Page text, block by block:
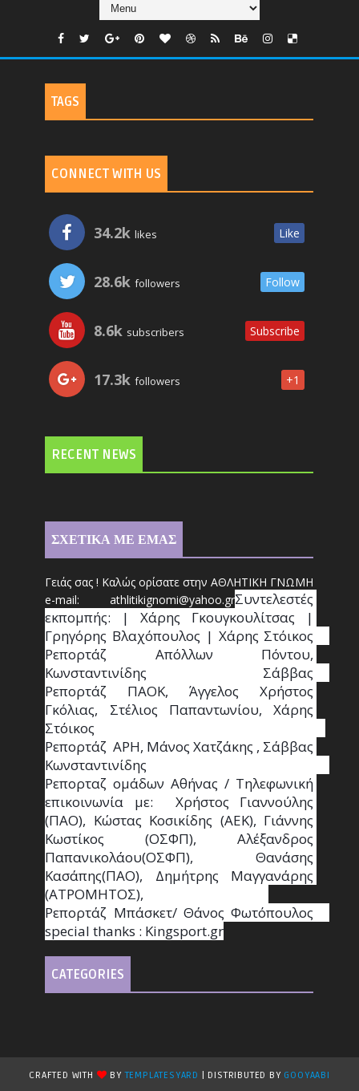
TAGS
CONNECT WITH US
34.2k likes Like
28.6k followers Follow
8.6k subscribers Subscribe
17.3k followers +1
RECENT NEWS
ΣΧΕΤΙΚΑ ΜΕ ΕΜΑΣ
Γειάς σας ! Καλώς ορίσατε στην ΑΘΛΗΤΙΚΗ ΓΝΩΜΗ
e-mail: athlitikignomi@yahoo.grΣυντελεστές
εκπομπής: | Χάρης Γκουγκουλίτσας |
Γρηγόρης Βλαχόπουλος | Χάρης Στόικος
Ρεπορτάζ Απόλλων Πόντου,
Κωνσταντινίδης   Σάββας
Ρεπορτάζ ΠΑΟΚ, Άγγελος Χρήστος
Γκόλιας, Στέλιος Παπαντωνίου, Χάρης
Στόικος
Ρεπορτάζ  ΑΡΗ, Μάνος Χατζάκης , Σάββας
Κωνσταντινίδης
Ρεπορταζ ομάδων Αθήνας / Τηλεφωνική
επικοινωνία με:  Χρήστος Γιαννούλης
(ΠΑΟ), Κώστας Κοσικίδης (ΑΕΚ), Γιάννης
Κωστίκος (ΟΣΦΠ), Αλέξανδρος
Παπανικολάου(ΟΣΦΠ), Θανάσης
Κασάπης(ΠΑΟ), Δημήτρης Μαγγανάρης
(ΑΤΡΟΜΗΤΟΣ),
Ρεπορτάζ Μπάσκετ/ Θάνος Φωτόπουλος
special thanks : Κingsport.gr
CATEGORIES
CRAFTED WITH BYTEMPLATESYARD | DISTRIBUTED BY GOOYAABI